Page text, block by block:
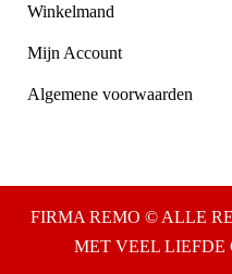
Winkelmand
Mijn Account
Algemene voorwaarden
FIRMA REMO © ALLE
MET VEEL LIEFDE